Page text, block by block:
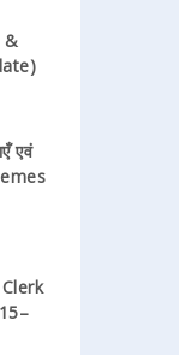
&
एवं